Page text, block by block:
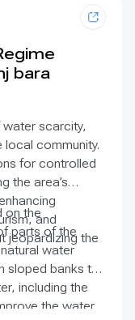
bara
scarcity,
local community.
for controlled
the area’s
and
jeopardizing the
on the
parts of the
water
sloped banks to
including the
the water